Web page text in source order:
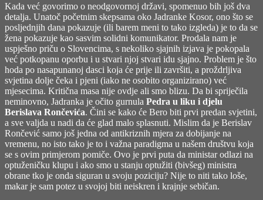
Kada već govorimo o neodgovornoj državi, spomenuo bih još dva
detalja. Unatoč početnim skepsama oko Jadranke Kosor, ono što se
posljednjih dana pokazuje (ili barem meni to tako izgleda) je to da se
žena pokazuje kao sasvim solidni komunikator. Prodala nam je
uspješno priču o Slovencima, s nekoliko sjajnih izjava je pokopala
već potkopanu oporbu i u stvari njoj stvari idu sjajno. Problem je što
hoda po nasapunanoj dasci koja će prije ili završiti, a proždrljiva
svjetina dolje čeka i pjeni (iako ne osobito organizirano) već
mjesecima. Kritična masa nije ovdje ali smo blizu. Da bi spriječila
neminovno, Jadranka je očito gurnula Pedra u liku i djelu
Berislava Rončevića. Čini se kako će Bero biti prvi predan svjetini,
a sve valjda u nadi da će glad malo splasnuti. Mislim da je Berislav
Rončević samo još jedna od antikriznih mjera za dobijanje na
vremenu, no isto tako je to i važna paradigma u našem društvu koja
se s ovim primjerom pomiče. Ovo je prvi puta da ministar odlazi na
optuženičku klupu i ako smo u stanju optužiti (bivšeg) ministra
obrane tko je onda siguran u svoju poziciju? Nije to niti tako loše,
makar je sam potez u svojoj biti neiskren i krajnje sebičan.